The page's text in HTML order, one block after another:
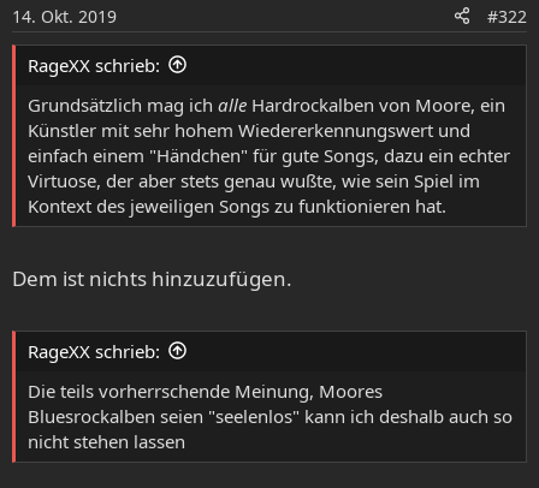
n
e
n
14. Okt. 2019 #322
RageXX schrieb:
Grundsätzlich mag ich alle Hardrockalben von Moore, ein
Künstler mit sehr hohem Wiedererkennungswert und
einfach einem "Händchen" für gute Songs, dazu ein echter
Virtuose, der aber stets genau wußte, wie sein Spiel im
Kontext des jeweiligen Songs zu funktionieren hat.
Dem ist nichts hinzuzufügen.
RageXX schrieb:
Die teils vorherrschende Meinung, Moores
Bluesrockalben seien "seelenlos" kann ich deshalb auch so
nicht stehen lassen